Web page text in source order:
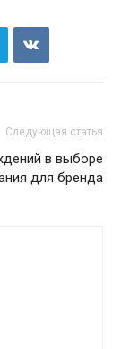
Следующая статья
в выборе
для бренда